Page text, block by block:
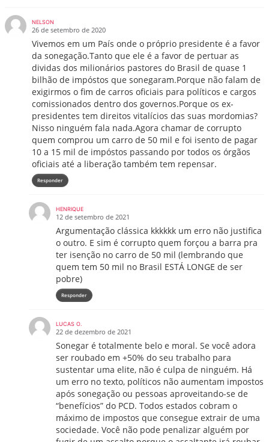
NELSON
26 de setembro de 2020
Vivemos em um País onde o próprio presidente é a favor
da sonegação.Tanto que ele é a favor de pertuar as
dividas dos milionários pastores do Brasil de quase 1
bilhão de impóstos que sonegaram.Porque não falam de
exigirmos o fim de carros oficiais para políticos e cargos
comissionados dentro dos governos.Porque os ex-
presidentes tem direitos vitalícios das suas mordomias?
Nisso ninguém fala nada.Agora chamar de corrupto
quem comprou um carro de 50 mil e foi isento de pagar
10 a 15 mil de impóstos passando por todos os órgãos
oficiais até a liberação também tem repensar.
Responder
HENRIQUE
12 de setembro de 2021
Argumentação clássica kkkkkk um erro não justifica
o outro. E sim é corrupto quem forçou a barra pra
ter isenção no carro de 50 mil (lembrando que
quem tem 50 mil no Brasil ESTÁ LONGE de ser
pobre)
Responder
LUCAS O.
22 de dezembro de 2021
Sonegar é totalmente belo e moral. Se você adora
ser roubado em +50% do seu trabalho para
sustentar uma elite, não é culpa de ninguém. Há
um erro no texto, políticos não aumentam impostos
após sonegação ou pessoas aproveitando-se de
“benefícios” do PCD. Todos estados cobram o
máximo de impostos que consegue extrair de uma
sociedade. Você não pode penalizar alguém por